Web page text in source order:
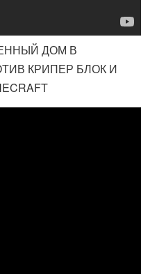
ДОМ В
КРИПЕР БЛОК И